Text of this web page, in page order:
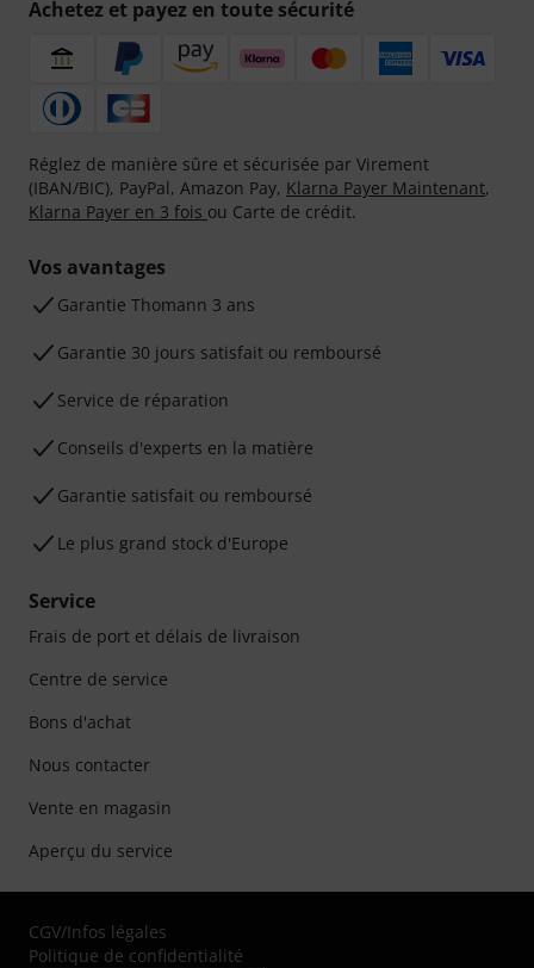
Achetez et payez en toute sécurité
Réglez de manière sûre et sécurisée par Virement
(IBAN/BIC), PayPal, Amazon Pay, Klarna Payer Maintenant,
Klarna Payer en 3 fois ou Carte de crédit.
Vos avantages
Ga­ran­tie Thomann 3 ans
Garantie 30 jours satisfait ou remboursé
Service de réparation
Conseils d'experts en la matière
Garantie satisfait ou remboursé
Le plus grand stock d'Europe
Service
Frais de port et délais de livraison
Centre de service
Bons d'achat
Nous contacter
Vente en magasin
Aperçu du service
CGV/Infos légales
Politique de confidentialité